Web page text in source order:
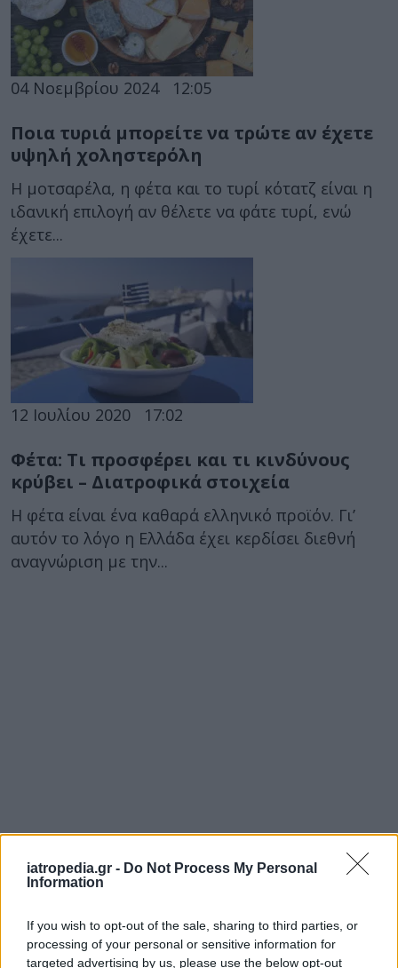
iatropedia.gr - Do Not Process My Personal
Information
If you wish to opt-out of the sale, sharing to third parties, or
processing of your personal or sensitive information for
targeted advertising by us, please use the below opt-out
04 Νοεμβρίου 2024 12:05
Ποια τυριά μπορείτε να τρώτε αν έχετε
υψηλή χοληστερόλη
Η μοτσαρέλα, η φέτα και το τυρί κότατζ είναι η
ιδανική επιλογή αν θέλετε να φάτε τυρί, ενώ
έχετε...
12 Ιουλίου 2020 17:02
Φέτα: Τι προσφέρει και τι κινδύνους
κρύβει – Διατροφικά στοιχεία
Η φέτα είναι ένα καθαρά ελληνικό προϊόν. Γι’
αυτόν το λόγο η Ελλάδα έχει κερδίσει διεθνή
αναγνώριση με την...